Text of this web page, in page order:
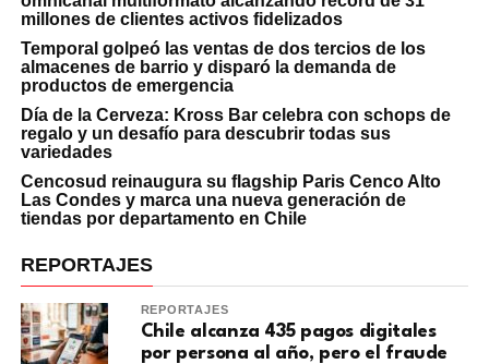
millones de clientes activos fidelizados
Temporal golpeó las ventas de dos tercios de los
almacenes de barrio y disparó la demanda de
productos de emergencia
Día de la Cerveza: Kross Bar celebra con schops de
regalo y un desafío para descubrir todas sus
variedades
Cencosud reinaugura su flagship Paris Cenco Alto
Las Condes y marca una nueva generación de
tiendas por departamento en Chile
REPORTAJES
REPORTAJES
Chile alcanza 435 pagos digitales
por persona al año, pero el fraude